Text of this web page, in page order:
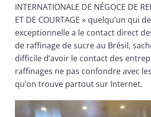
INTERNATIONALE DE NÉGOCE DE
ET DE COURTAGE » quelqu’un qui
exceptionnelle a le contact direct
de raffinage de sucre au Brésil,
difficile d’avoir le contact des
raffinages ne pas confondre avec
qu’on trouve partout sur Internet.